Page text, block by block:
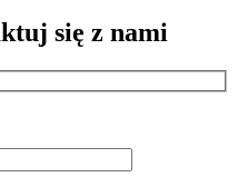
się z nami